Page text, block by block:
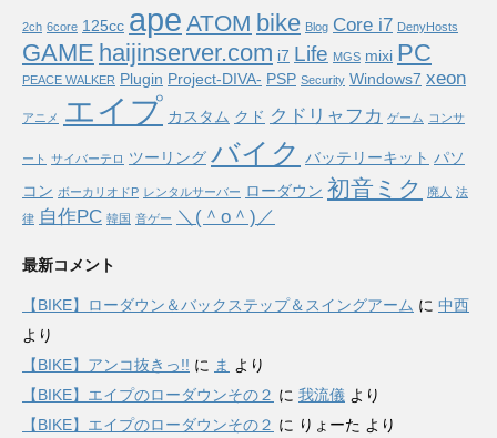
2ch 6core 125cc ape ATOM bike Blog Core i7 DenyHosts
GAME haijinserver.com i7 Life MGS mixi PC
PEACE WALKER Plugin Project-DIVA- PSP Security Windows7 xeon
アニメ エイプ カスタム クド クドリャフカ ゲーム コンサ
ート サイバーテロ ツーリング バイク バッテリーキット パソ
コン ボーカリオドP レンタルサーバー ローダウン 初音ミク 廃人 法
律 自作PC 韓国 音ゲー ＼(＾o＾)／
最新コメント
【BIKE】ローダウン＆バックステップ＆スイングアーム に 中西
より
【BIKE】アンコ抜きっ!! に ま より
【BIKE】エイプのローダウンその２ に 我流儀 より
【BIKE】エイプのローダウンその２ に りょーた より